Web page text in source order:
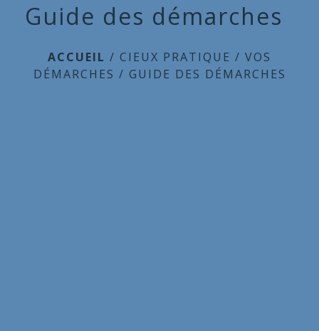
Guide des démarches
ACCUEIL / CIEUX PRATIQUE / VOS
DÉMARCHES / GUIDE DES DÉMARCHES